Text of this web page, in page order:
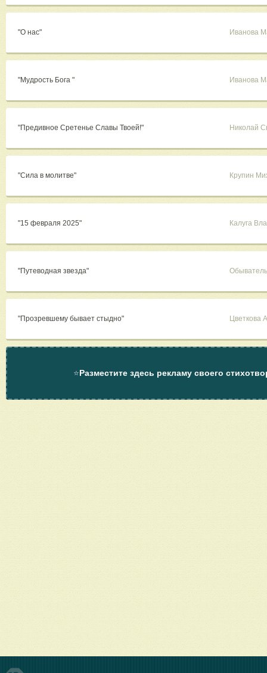
"О нас" Иванова
"Мудрость Бога " Иванова
"Предивное Сретенье Славы Твоей!" Николай
"Сила в молитве" Крупин
"15 февраля 2025" Калуга
"Путеводная звезда"
"Прозревшему бывает стыдно" Цветкова
⭐Разместите здесь рекламу своего